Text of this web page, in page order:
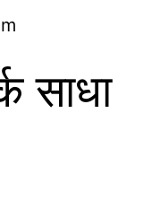
साधा